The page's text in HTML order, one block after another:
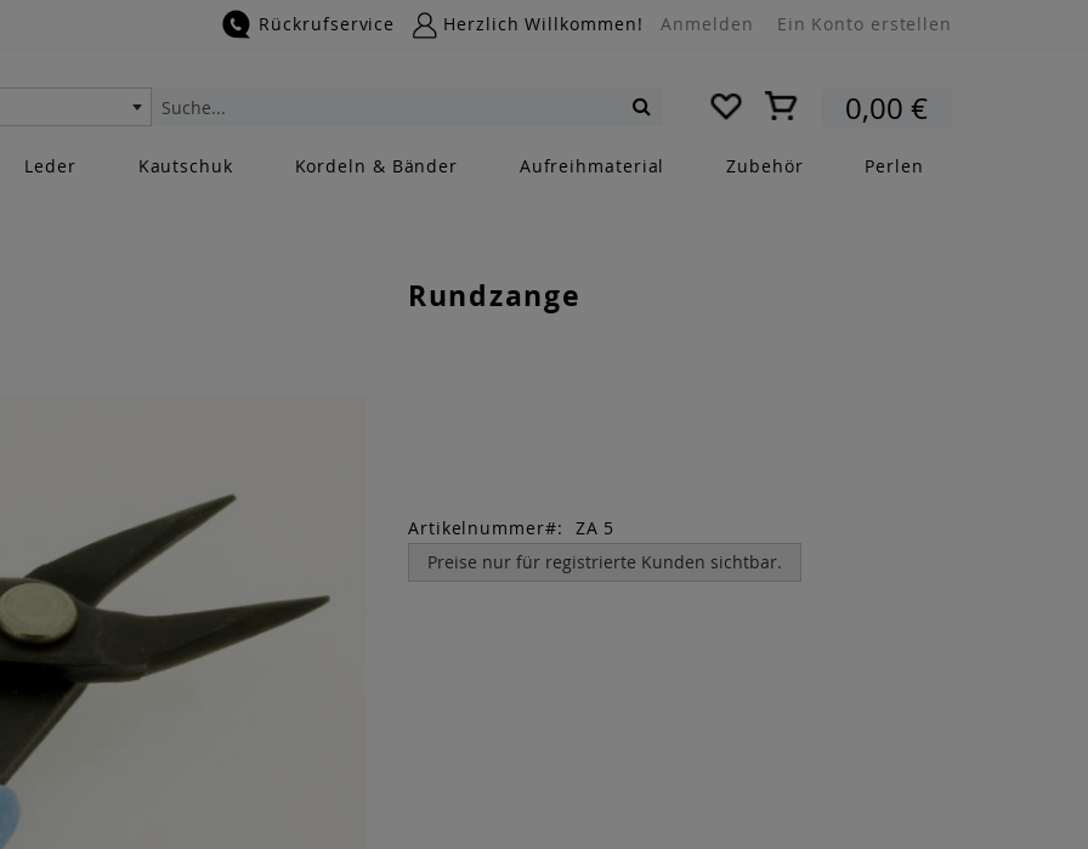
Rückrufservice Herzlich Willkommen! Anmelden Ein Konto erstellen
Mein Warenkorb
0,00 €
Suche
Leder Kautschuk Kordeln & Bänder Aufreihmaterial Zubehör Perlen
Rundzange
Preise nur für registrierte Kunden sichtbar.
Artikelnummer ZA 5